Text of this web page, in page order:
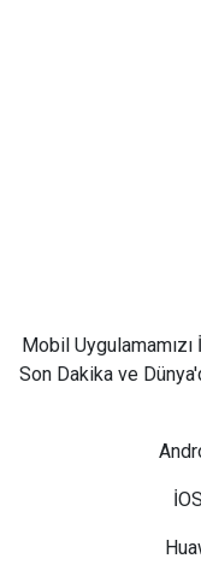
Mobil Uygulamamızı
Son Dakika ve